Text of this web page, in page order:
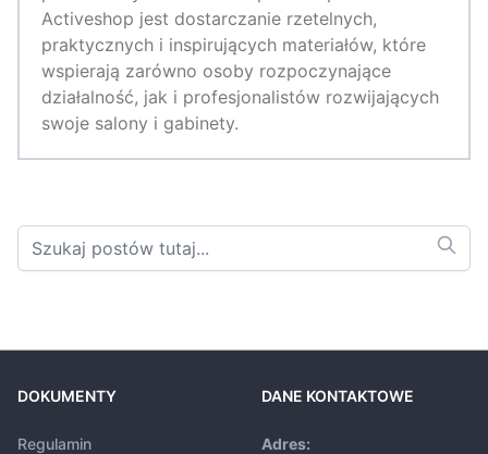
Activeshop jest dostarczanie rzetelnych,
praktycznych i inspirujących materiałów, które
wspierają zarówno osoby rozpoczynające
działalność, jak i profesjonalistów rozwijających
swoje salony i gabinety.
DOKUMENTY
Regulamin
DANE KONTAKTOWE
Adres: